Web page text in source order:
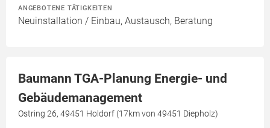
ANGEBOTENE TÄTIGKEITEN
Neuinstallation / Einbau, Austausch, Beratung
Baumann TGA-Planung Energie- und
Gebäudemanagement
Ostring 26, 49451 Holdorf (17km von 49451 Diepholz)